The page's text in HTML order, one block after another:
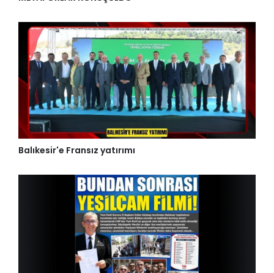
Balıkesir'e Fransız yatırımı